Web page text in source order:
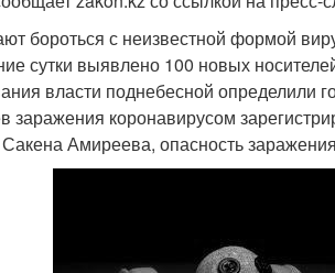
бороться с неизвестной формой
сутки выявлено 100 новых
власти поднебесной
заражения коронавирусом
Амиреева, опасность заражения